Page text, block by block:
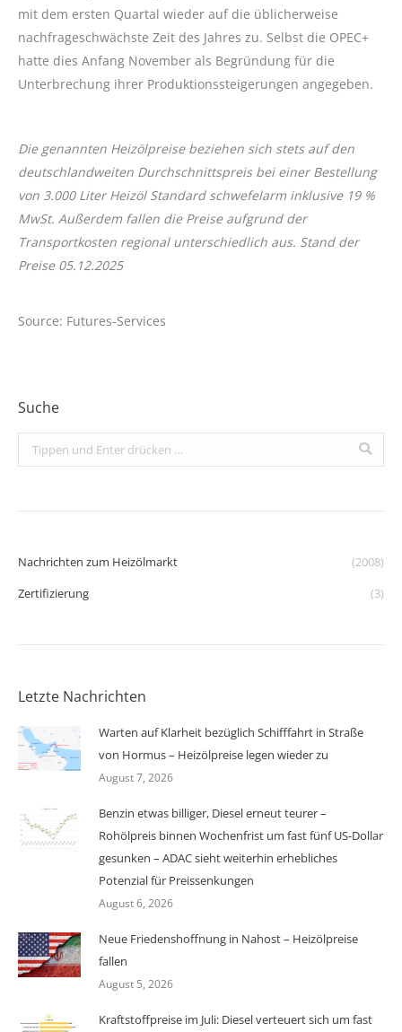
mit dem ersten Quartal wieder auf die üblicherweise
nachfrageschwächste Zeit des Jahres zu. Selbst die OPEC+
hatte dies Anfang November als Begründung für die
Unterbrechung ihrer Produktionssteigerungen angegeben.
Die genannten Heizölpreise beziehen sich stets auf den
deutschlandweiten Durchschnittspreis bei einer Bestellung
von 3.000 Liter Heizöl Standard schwefelarm inklusive 19 %
MwSt. Außerdem fallen die Preise aufgrund der
Transportkosten regional unterschiedlich aus. Stand der
Preise 05.12.2025
Source: Futures-Services
Suche
Search:
Nachrichten zum Heizölmarkt
(2008)
Zertifizierung
(3)
Letzte Nachrichten
Warten auf Klarheit bezüglich Schifffahrt in Straße
von Hormus – Heizölpreise legen wieder zu
August 7, 2026
Benzin etwas billiger, Diesel erneut teurer –
Rohölpreis binnen Wochenfrist um fast fünf US-Dollar
gesunken – ADAC sieht weiterhin erhebliches
Potenzial für Preissenkungen
August 6, 2026
Neue Friedenshoffnung in Nahost – Heizölpreise
fallen
August 5, 2026
Kraftstoffpreise im Juli: Diesel verteuert sich um fast